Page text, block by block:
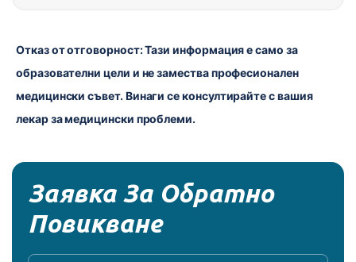
Отказ от отговорност: Тази информация е само за
образователни цели и не замества професионален
медицински съвет. Винаги се консултирайте с вашия
лекар за медицински проблеми.
Заявка За Обратно
Повикване